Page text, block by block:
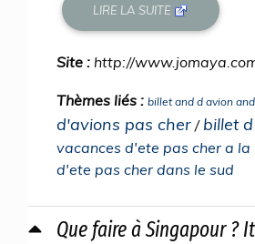
LIRE LA SUITE
Site : http://
Thèmes liés : billet and d avion
d'avions pas cher / billet
vacances d'ete pas cher a la
d'ete pas cher dans le sud
Que faire à Singapour ?